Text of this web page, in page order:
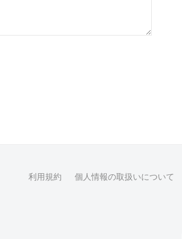
利用規約 個人情報の取扱いについて